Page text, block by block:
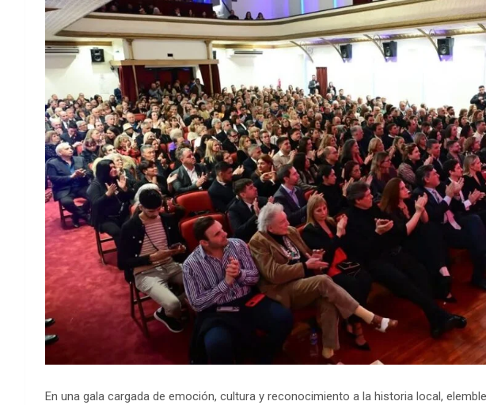
En una gala cargada de emoción, cultura y reconocimiento a la historia local,